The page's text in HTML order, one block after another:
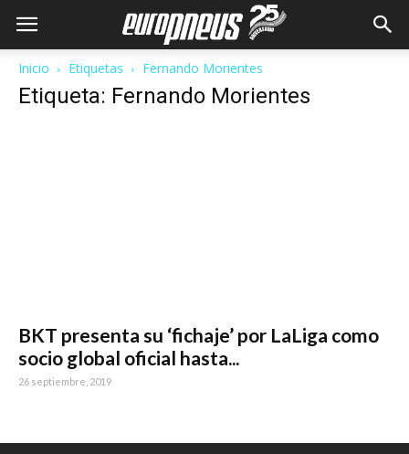
Inicio Etiquetas Fernando Morientes
Etiqueta: Fernando Morientes
BKT presenta su ‘fichaje’ por LaLiga como
socio global oficial hasta...
26 septiembre, 2019